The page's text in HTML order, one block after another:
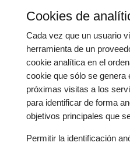
Cookies de
Cada vez que un usuario
herramienta de un
cookie analítica en el
cookie que sólo se genera
próximas visitas a los
para identificar de forma
objetivos principales que
Permitir la identificación